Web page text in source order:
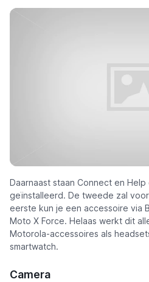
Daarnaast staan Connect en
geïnstalleerd. De tweede zal
eerste kun je een accessoire via
Moto X Force. Helaas werkt dit
Motorola-accessoires als
smartwatch.
Camera